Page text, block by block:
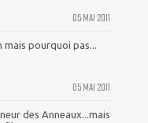
05 MAI 2011
pourquoi pas...
05 MAI 2011
des Anneaux...mais